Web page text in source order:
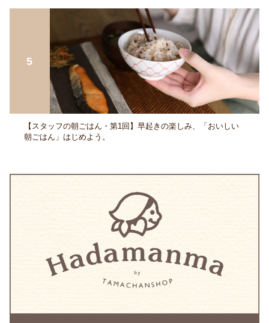
【スタッフの朝ごはん・第1回】早起きの楽しみ、「おいしい
朝ごはん」はじめよう。